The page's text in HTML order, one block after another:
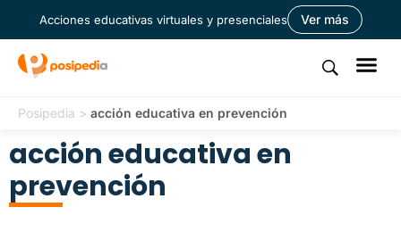
Acciones educativas virtuales y presenciales Ver más
Posipedia > acción educativa en prevención
acción educativa en
prevención